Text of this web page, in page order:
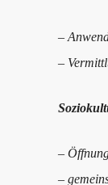
–
–
–
–